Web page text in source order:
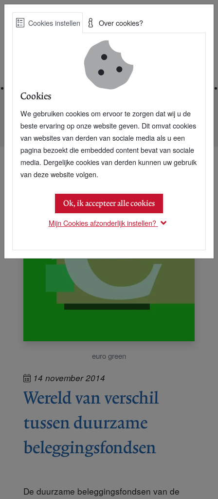
Skip
Best Practices voor een duurzame toekomst
Nieuwsarchief
Wereld van verschil tussen duurzame beleggingsfondsen
euro green
14 november 2014
Wereld van verschil
tussen duurzame
beleggingsfondsen
De duurzame beleggingsfondsen van de
Cookies instellen Over cookies?
Cookies
We gebruiken cookies om ervoor te zorgen dat wij u de
beste ervaring op onze website geven. Dit omvat cookies
van websites van derden van sociale media als u een
pagina bezoekt die embedded content bevat van sociale
media. Dergelijke cookies van derden kunnen uw gebruik
van deze website volgen.
Ok, ik accepteer alle cookies
Mijn Cookies afzonderlijk instellen?